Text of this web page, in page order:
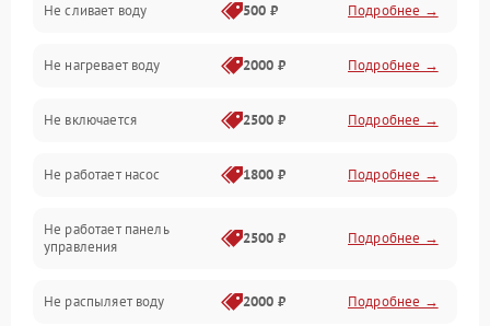
Электропитание
Датчики
Нагрев
Вода
Гигиена
Программное обеспечение
Не сливает воду 500 ₽ Подробнее →
Не нагревает воду 2000 ₽ Подробнее →
Не включается 2500 ₽ Подробнее →
Не работает насос 1800 ₽ Подробнее →
Не работает панель
управления
2500 ₽ Подробнее →
Не распыляет воду 2000 ₽ Подробнее →